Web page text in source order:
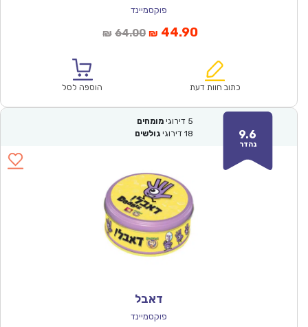
פוקסמיינד
₪ 64.00המחיר
₪64.00.
₪ 44.90המחיר
הוא:
כתוב חוות דעת הוספה לסל
9.6
נהדר
5 דירוגי מומחים
18 דירוגי גולשים
דאבל
פוקסמיינד